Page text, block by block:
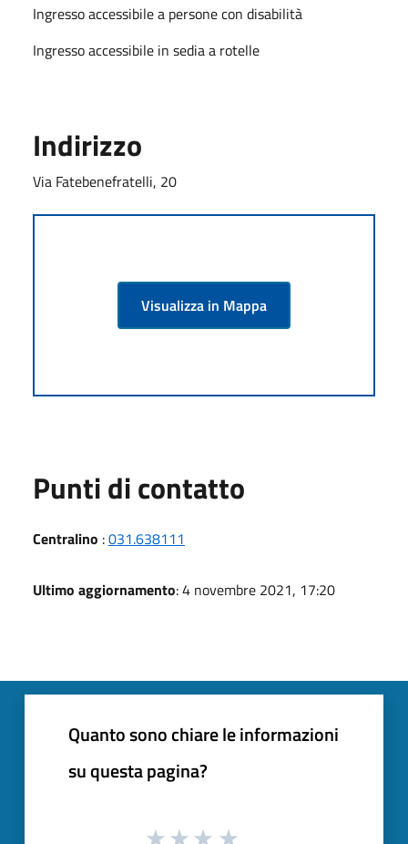
Ingresso accessibile a persone con disabilità
Ingresso accessibile in sedia a rotelle
Indirizzo
Via Fatebenefratelli, 20
Visualizza in Mappa
Punti di contatto
Centralino :031.638111
Ultimo aggiornamento: 4 novembre 2021, 17:20
Quanto sono chiare le informazioni
su questa pagina?